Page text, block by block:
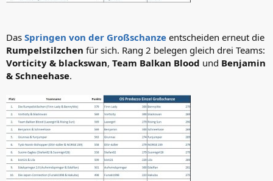
Das Springen von der Großschanze entscheiden erneut die
Rumpelstilzchen für sich. Rang 2 belegen gleich drei Teams:
Vorticity & blackswan, Team Balkan Blood und Benjamin
& Schneehase.